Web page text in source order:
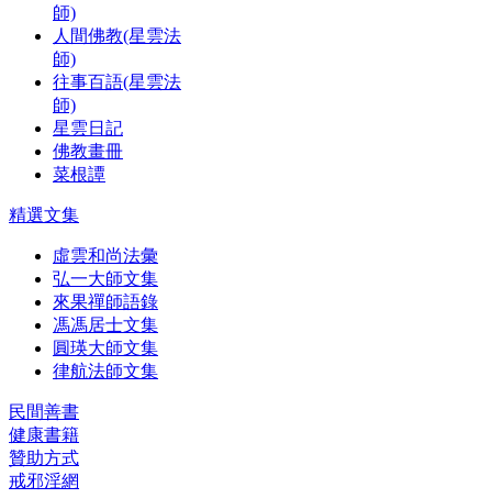
師)
人間佛教(星雲法
師)
往事百語(星雲法
師)
星雲日記
佛教畫冊
菜根譚
精選文集
虛雲和尚法彙
弘一大師文集
來果禪師語錄
馮馮居士文集
圓瑛大師文集
律航法師文集
民間善書
健康書籍
贊助方式
戒邪淫網